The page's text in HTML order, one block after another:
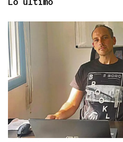
CRIMEN EN A GRANXA
La jueza insta al CHUO a
presunta matricida de O